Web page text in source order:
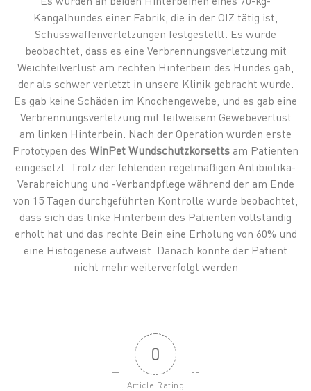
Kangalhundes einer Fabrik, die in der OIZ tätig ist,
Schusswaffenverletzungen festgestellt. Es wurde
beobachtet, dass es eine Verbrennungsverletzung mit
Weichteilverlust am rechten Hinterbein des Hundes gab,
der als schwer verletzt in unsere Klinik gebracht wurde.
Es gab keine Schäden im Knochengewebe, und es gab eine
Verbrennungsverletzung mit teilweisem Gewebeverlust
am linken Hinterbein. Nach der Operation wurden erste
Prototypen des WinPet Wundschutzkorsetts am Patienten
eingesetzt. Trotz der fehlenden regelmäßigen Antibiotika-
Verabreichung und -Verbandpflege während der am Ende
von 15 Tagen durchgeführten Kontrolle wurde beobachtet,
dass sich das linke Hinterbein des Patienten vollständig
erholt hat und das rechte Bein eine Erholung von 60% und
eine Histogenese aufweist. Danach konnte der Patient
nicht mehr weiterverfolgt werden
0
Article Rating